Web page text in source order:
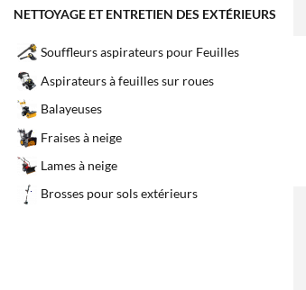
NETTOYAGE ET ENTRETIEN DES EXTÉRIEURS
Souffleurs aspirateurs pour Feuilles
Aspirateurs à feuilles sur roues
Balayeuses
Fraises à neige
Lames à neige
Brosses pour sols extérieurs